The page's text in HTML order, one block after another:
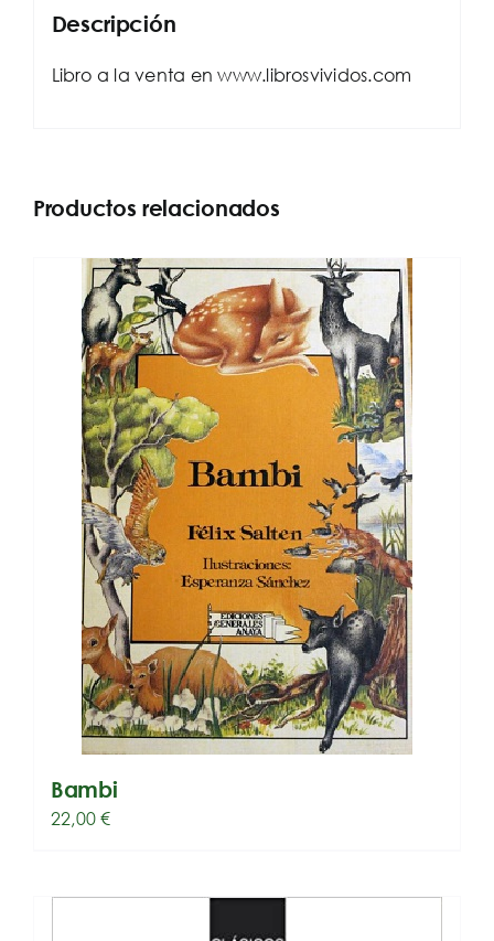
Descripción
Libro a la venta en www.librosvividos.com
Productos relacionados
Bambi
22,00€